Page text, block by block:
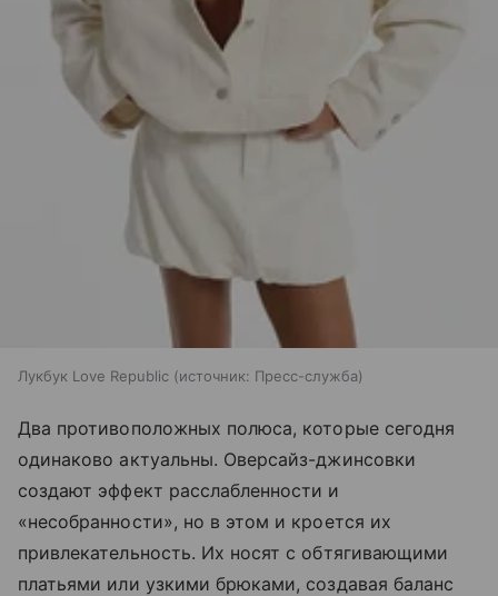
Лукбук Love Republic источник: Пресс-служба
Два противоположных полюса, которые сегодня
одинаково актуальны. Оверсайз-джинсовки
создают эффект расслабленности и
«несобранности», но в этом и кроется их
привлекательность. Их носят с обтягивающими
платьями или узкими брюками, создавая баланс